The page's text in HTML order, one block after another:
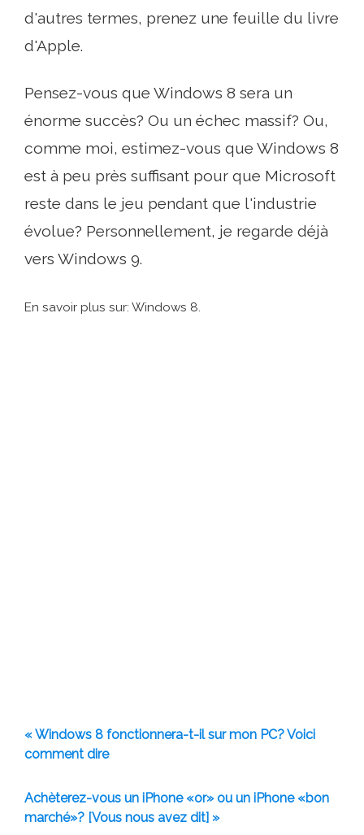
d'autres termes, prenez une feuille du livre
d'Apple.
Pensez-vous que Windows 8 sera un
énorme succès? Ou un échec massif? Ou,
comme moi, estimez-vous que Windows 8
est à peu près suffisant pour que Microsoft
reste dans le jeu pendant que l'industrie
évolue? Personnellement, je regarde déjà
vers Windows 9.
En savoir plus sur: Windows 8.
« Windows 8 fonctionnera-t-il sur mon PC? Voici
comment dire
Achèterez-vous un iPhone «or» ou un iPhone «bon
marché»? [Vous nous avez dit] »